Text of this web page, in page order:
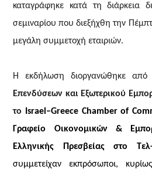
καταγράφηκε κατά τη διάρκεια
σεμιναρίου που διεξήχθη την
μεγάλη συμμετοχή εταιριών.
Η εκδήλωση διοργανώθηκε από
Επενδύσεων και Εξωτερικού
το
Israel –Greece Chamber of
Γραφείο Οικονομικών &
Ελληνικής Πρεσβείας στο
συμμετείχαν εκπρόσωποι,